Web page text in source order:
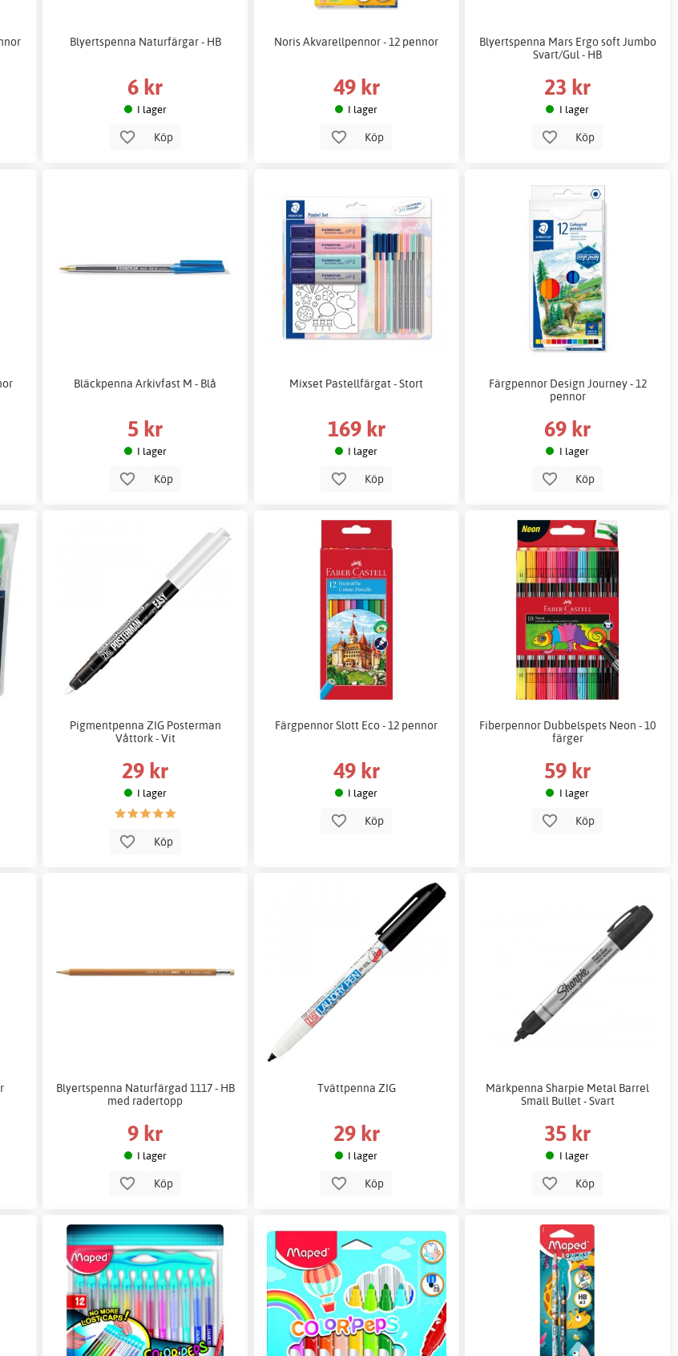
Blyertspenna Naturfärgar - HB
6 kr
I lager
Köp
Noris Akvarellpennor - 12 pennor
49 kr
I lager
Köp
Blyertspenna Mars Ergo soft Jumbo
Svart/Gul - HB
23 kr
I lager
Köp
Bläckpenna Arkivfast M - Blå
5 kr
I lager
Köp
Mixset Pastellfärgat - Stort
169 kr
I lager
Köp
Färgpennor Design Journey - 12
pennor
69 kr
I lager
Köp
Pigmentpenna ZIG Posterman
Våttork - Vit
29 kr
I lager
Köp
Färgpennor Slott Eco - 12 pennor
49 kr
I lager
Köp
Fiberpennor Dubbelspets Neon - 10
färger
59 kr
I lager
Köp
Blyertspenna Naturfärgad 1117 - HB
med radertopp
9 kr
I lager
Köp
Tvättpenna ZIG
29 kr
I lager
Köp
Märkpenna Sharpie Metal Barrel
Small Bullet - Svart
35 kr
I lager
Köp